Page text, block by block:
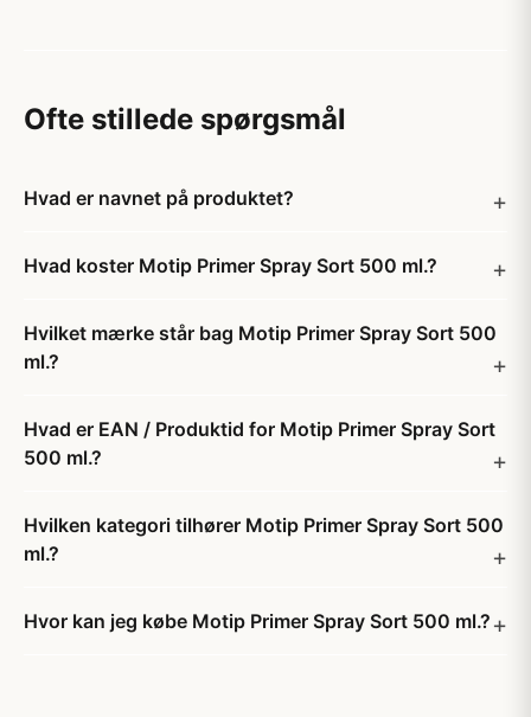
Ofte stillede spørgsmål
Hvad er navnet på produktet?
Hvad koster Motip Primer Spray Sort 500 ml.?
Hvilket mærke står bag Motip Primer Spray Sort 500
ml.?
Hvad er EAN / Produktid for Motip Primer Spray Sort
500 ml.?
Hvilken kategori tilhører Motip Primer Spray Sort 500
ml.?
Hvor kan jeg købe Motip Primer Spray Sort 500 ml.?